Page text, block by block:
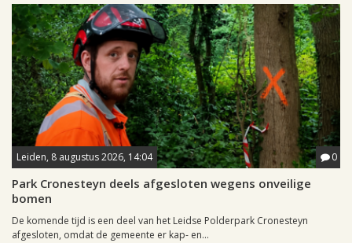
Leiden, 8 augustus 2026, 14:04 0
Park Cronesteyn deels afgesloten wegens onveilige
bomen
De komende tijd is een deel van het Leidse Polderpark Cronesteyn
afgesloten, omdat de gemeente er kap- en...